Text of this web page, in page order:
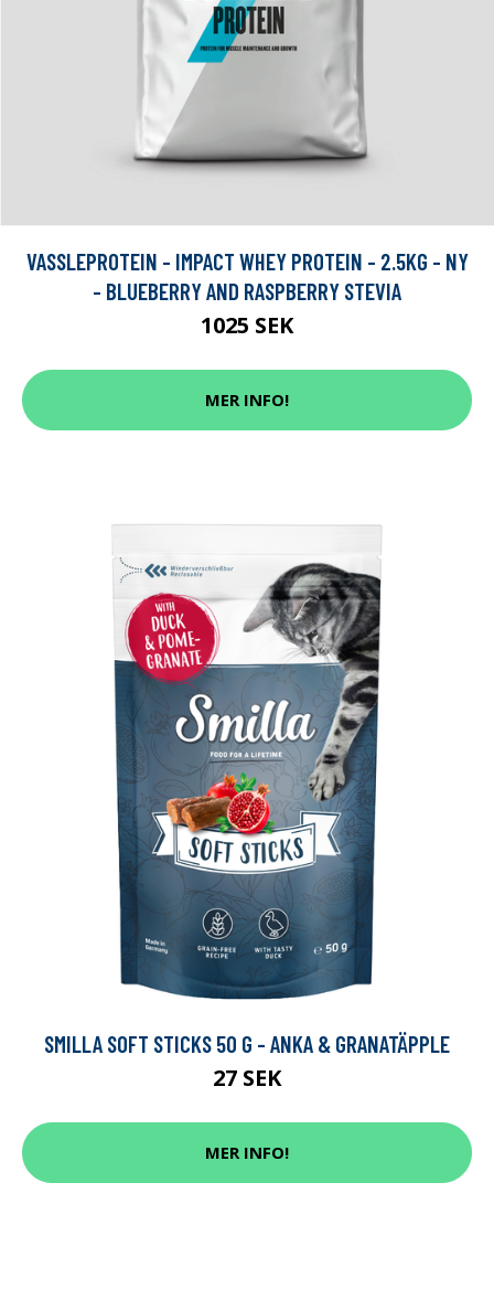
VASSLEPROTEIN - IMPACT WHEY PROTEIN - 2.5KG - NY
- BLUEBERRY AND RASPBERRY STEVIA
1025 SEK
MER INFO!
SMILLA SOFT STICKS 50 G - ANKA & GRANATÄPPLE
27 SEK
MER INFO!